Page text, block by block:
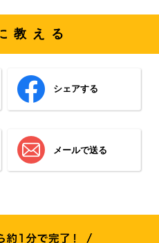
教える
シェアする
メールで送る